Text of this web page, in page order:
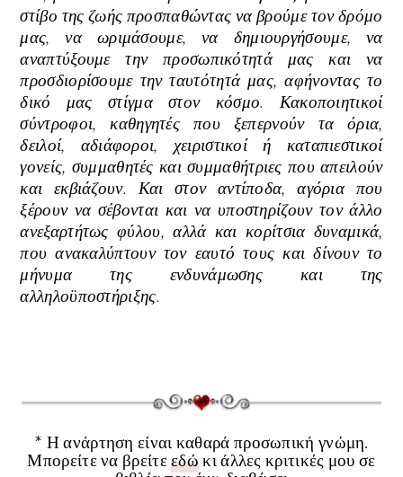
στίβο της ζωής προσπαθώντας να βρούμε τον δρόμο
μας, να ωριμάσουμε, να δημιουργήσουμε, να
αναπτύξουμε την προσωπικότητά μας και να
προσδιορίσουμε την ταυτότητά μας, αφήνοντας το
δικό μας στίγμα στον κόσμο. Κακοποιητικοί
σύντροφοι, καθηγητές που ξεπερνούν τα όρια,
δειλοί, αδιάφοροι, χειριστικοί ή καταπιεστικοί
γονείς, συμμαθητές και συμμαθήτριες που απειλούν
και εκβιάζουν. Και στον αντίποδα, αγόρια που
ξέρουν να σέβονται και να υποστηρίζουν τον άλλο
ανεξαρτήτως φύλου, αλλά και κορίτσια δυναμικά,
που ανακαλύπτουν τον εαυτό τους και δίνουν το
μήνυμα της ενδυνάμωσης και της
αλληλοϋποστήριξης.
* Η ανάρτηση είναι καθαρά προσωπική γνώμη.
Μπορείτε να βρείτεεδώκι άλλες κριτικές μου σε